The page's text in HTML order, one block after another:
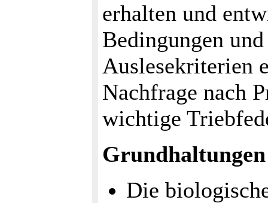
erhalten und
Bedingungen
Auslesekriterien
Nachfrage nach
wichtige
Grundhaltungen
Die